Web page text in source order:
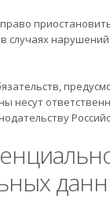
случаях
несут